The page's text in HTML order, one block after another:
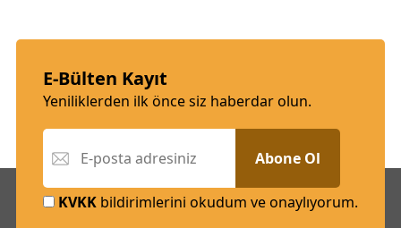
E-Bülten Kayıt
Yeniliklerden ilk önce siz haberdar olun.
Abone Ol
KVKK bildirimlerini okudum ve onaylıyorum.